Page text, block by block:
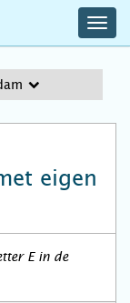
eigen
E in de